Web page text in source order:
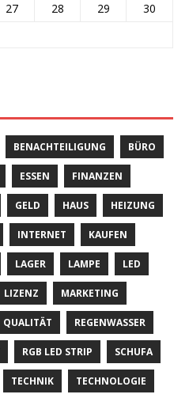
27 28 29
30
BENACHTEILIGUNG BÜRO
ESSEN FINANZEN
GELD HAUS HEIZUNG
INTERNET KAUFEN
LAGER LAMPE LED
LIZENZ MARKETING
QUALITÄT REGENWASSER
RGB LED STRIP SCHUFA
TECHNIK TECHNOLOGIE